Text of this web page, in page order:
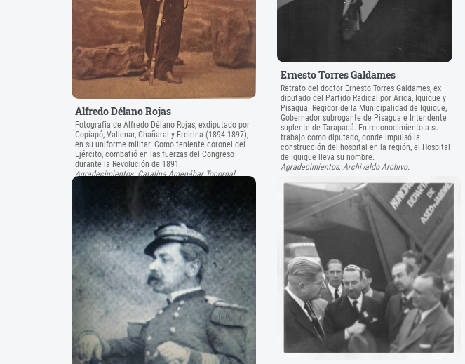
Alfredo Délano Rojas
Fotografía de Alfredo Délano Rojas, exdiputado por
Copiapó, Vallenar, Chañaral y Freirina (1894-1897),
en su uniforme militar. Como teniente coronel del
Ejército, combatió en las fuerzas del Congreso
durante la Revolución de 1891.
Agradecimientos: Catalina Amenábar Tocornal.
Ernesto Torres Galdames
Retrato del doctor Ernesto Torres Galdames, ex
diputado del Partido Radical por Arica, Iquique y
Pisagua. Regidor de la Municipalidad de Iquique,
Gobernador subrogante de Pisagua e Intendente
suplente de Tarapacá. En reconocimiento a su
trabajo como diputado, donde impulsó la
construcción del hospital en la región, el Hospital
de Iquique lleva su nombre.
Agradecimientos: Archivaldo Archivo.